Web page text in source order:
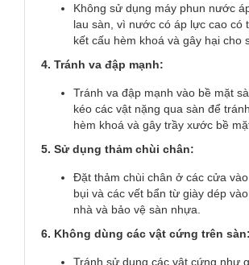
Không sử dụng máy phun nước
lau sàn, vì nước có áp lực cao có
kết cấu hèm khoá và gây hại cho
4. Tránh va đập mạnh:
Tránh va đập mạnh vào bề mặt
kéo các vật nặng qua sàn để
hèm khoá và gây trầy xước bề
5. Sử dụng thảm chùi chân:
Đặt thảm chùi chân ở các cửa vào
bụi và các vết bẩn từ giày dép
nhà và bảo vệ sàn nhựa.
6. Không dùng các vật cứng trên sàn:
Tránh sử dụng các vật cứng như